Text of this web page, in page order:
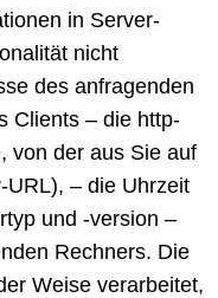
in Server-
nicht
des anfragenden
Clients – die http-
von der aus Sie auf
URL), – die Uhrzeit
und -version –
Rechners. Die
Weise verarbeitet,